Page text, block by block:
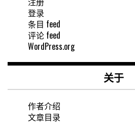
登录
条目 feed
评论 feed
WordPress.org
关于
作者介绍
文章目录